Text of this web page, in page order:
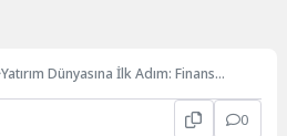
Yatırım Dünyasına İlk Adım: Finans
0